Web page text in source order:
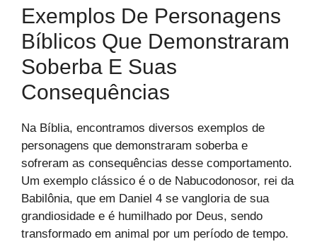
Exemplos De Personagens
Bíblicos Que Demonstraram
Soberba E Suas
Consequências
Na Bíblia, encontramos diversos exemplos de
personagens que demonstraram soberba e
sofreram as consequências desse comportamento.
Um exemplo clássico é o de Nabucodonosor, rei da
Babilônia, que em Daniel 4 se vangloria de sua
grandiosidade e é humilhado por Deus, sendo
transformado em animal por um período de tempo.